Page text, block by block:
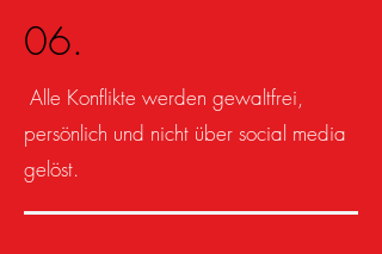
06.
Alle Konflikte werden gewaltfrei,
persönlich und nicht über social media
gelöst.